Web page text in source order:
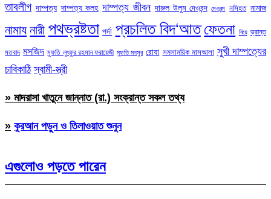
তাবলীগ দাম্পত্য দাম্পত্য কলহ দাম্পত্য জীবন দারুল উলুম দেওবন্দ দেওবন্দ নসিহত নামাজ
নামায নারী পথভ্রষ্টতা পর্দা প্রচলিত বিদ‘আত ফেতনা বিয়ে ভ্রান্ত
মতবাদ মসজিদ মুফতি লুৎফুর রহমান ফরায়েজী মুফতি মনসুর রোযা সমসাময়িক মাসআলা সুখী দাম্পত্যের
চাবিকাঠি স্বামী-স্ত্রী
» মাদরাসা খাতুনে জান্নাত (রা.) সংক্রান্ত সকল তথ্য
» কুরআন পড়ুন ও তিলাওয়াত শুনুন
এগুলোও পড়তে পারেন